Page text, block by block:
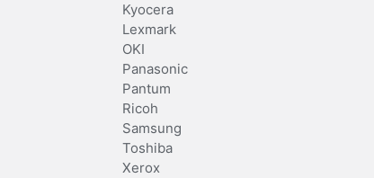
Kyocera
Lexmark
OKI
Panasonic
Pantum
Ricoh
Samsung
Toshiba
Xerox